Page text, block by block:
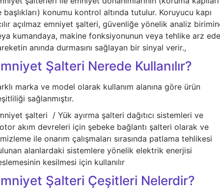
başlıkları) konumu kontrol altında tutulur. Koruyucu kapı
açılmaz emniyet şalteri, güvenliğe yönelik analiz
kumandaya, makine fonksiyonunun veya tehlike arz
anında durmasını sağlayan bir sinyal verir.,
Şalteri Nerede Kullanılır?
marka ve model olarak kullanım alanına göre ürün
sağlanmıştır.
şalteri / Yük ayırma şalteri dağıtıcı sistemleri ve
akım devreleri için şebeke bağlantı şalteri olarak ve
ile onarım çalışmaları sırasında patlama tehlikesi
alanlardaki sistemlere yönelik elektrik enerjisi
kesilmesi için kullanılır
Şalteri Çeşitleri Nelerdir?
Ölçü Aletleri
Enerji
Analizörleri
Frekans
Konvertörleri
Motor Yönetim
Haberleşme
Modülleri
Interface
Haberleşme
Modülleri